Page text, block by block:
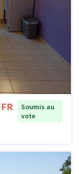
Soumis au
vote